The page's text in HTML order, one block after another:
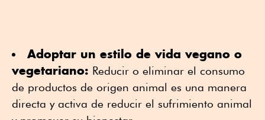
Adoptar un estilo de vida vegano o
vegetariano: Reducir o eliminar el consumo
de productos de origen animal es una manera
directa y activa de reducir el sufrimiento animal